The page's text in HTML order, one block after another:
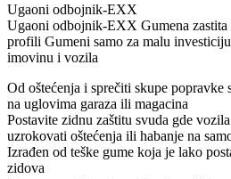
Ugaoni odbojnik-EXX
Ugaoni odbojnik-EXX Gumena
profili Gumeni samo za malu
imovinu i vozila
Od oštećenja i sprečiti skupe
na uglovima garaza ili magacina
Postavite zidnu zaštitu svuda gde
uzrokovati oštećenja ili habanje na
Izrađen od teške gume koja je lako
zidova